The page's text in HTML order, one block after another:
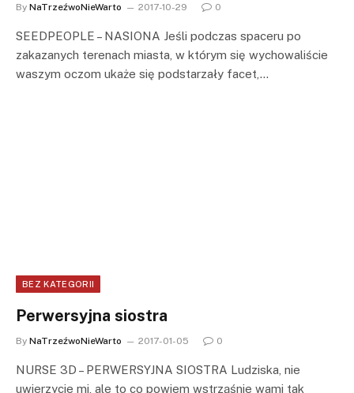
By NaTrzeźwoNieWarto 2017-10-29 0
SEEDPEOPLE – NASIONA Jeśli podczas spaceru po
zakazanych terenach miasta, w którym się wychowaliście
waszym oczom ukaże się podstarzały facet,…
BEZ KATEGORII
Perwersyjna siostra
By NaTrzeźwoNieWarto 2017-01-05 0
NURSE 3D – PERWERSYJNA SIOSTRA Ludziska, nie
uwierzycie mi, ale to co powiem wstrząśnie wami tak